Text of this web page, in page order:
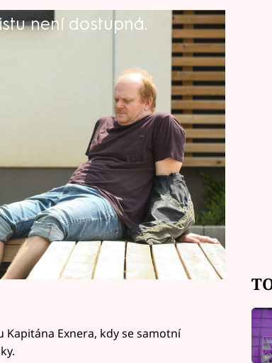
není dostupná.
Vlčka a Beránka někdy
před kamerou. Třeba ve
druhé oběti.
Kapitána Exnera, kdy se samotní